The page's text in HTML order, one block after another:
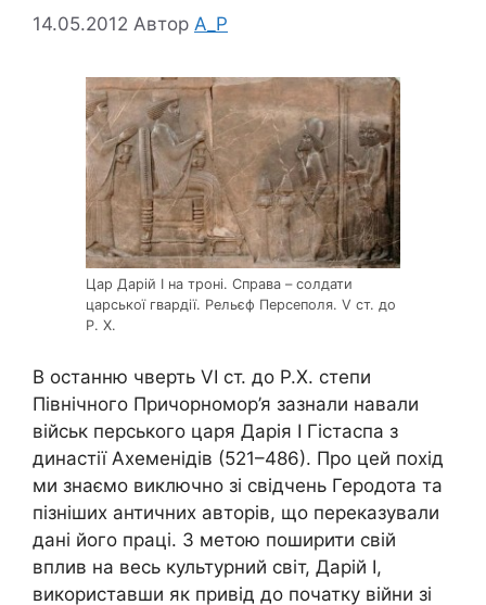
14.05.2012 Автор A_P
Цар Дарій І на троні. Справа – солдати
царської гвардії. Рельєф Персеполя. V ст. до
Р. Х.
В останню чверть VI ст. до Р.Х. степи
Північного Причорномор’я зазнали навали
військ перського царя Дарія І Гістаспа з
династії Ахеменідів (521–486). Про цей похід
ми знаємо виключно зі свідчень Геродота та
пізніших античних авторів, що переказували
дані його праці. З метою поширити свій
вплив на весь культурний світ, Дарій І,
використавши як привід до початку війни зі